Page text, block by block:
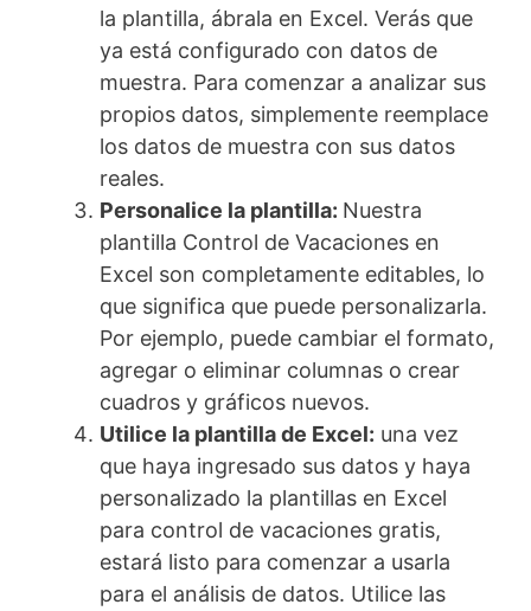
la plantilla, ábrala en Excel. Verás que
ya está configurado con datos de
muestra. Para comenzar a analizar sus
propios datos, simplemente reemplace
los datos de muestra con sus datos
reales.
Personalice la plantilla: Nuestra
plantilla Control de Vacaciones en
Excel son completamente editables, lo
que significa que puede personalizarla.
Por ejemplo, puede cambiar el formato,
agregar o eliminar columnas o crear
cuadros y gráficos nuevos.
Utilice la plantilla de Excel: una vez
que haya ingresado sus datos y haya
personalizado la plantillas en Excel
para control de vacaciones gratis,
estará listo para comenzar a usarla
para el análisis de datos. Utilice las